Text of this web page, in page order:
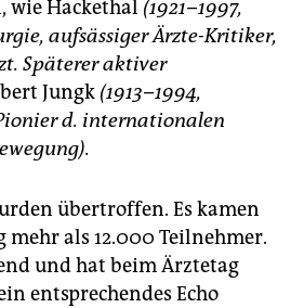
wie Hackethal (1921–1997,
aufsässiger Ärzte-Kritiker,
Späterer aktiver
Jungk (1913–1994,
d. internationalen
übertroffen. Es kamen
mehr als 12.000 Teilnehmer.
und hat beim Ärztetag
entsprechendes Echo